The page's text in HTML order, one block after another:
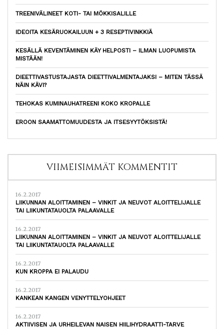
TREENIVÄLINEET KOTI- TAI MÖKKISALILLE
IDEOITA KESÄRUOKAILUUN + 3 RESEPTIVINKKIÄ
KESÄLLÄ KEVENTÄMINEN KÄY HELPOSTI – ILMAN LUOPUMISTA
MISTÄÄN!
DIEETTIVASTUSTAJASTA DIEETTIVALMENTAJAKSI – MITEN TÄSSÄ
NÄIN KÄVI?
TEHOKAS KUMINAUHATREENI KOKO KROPALLE
EROON SAAMATTOMUUDESTA JA ITSESYYTÖKSISTÄ!
VIIMEISIMMÄT KOMMENTIT
16.2.2017
LIIKUNNAN ALOITTAMINEN – VINKIT JA NEUVOT ALOITTELIJALLE
TAI LIIKUNTATAUOLTA PALAAVALLE
16.2.2017
LIIKUNNAN ALOITTAMINEN – VINKIT JA NEUVOT ALOITTELIJALLE
TAI LIIKUNTATAUOLTA PALAAVALLE
16.2.2017
KUN KROPPA EI PALAUDU
16.2.2017
KANKEAN KANGEN VENYTTELYOHJEET
16.2.2017
AKTIIVISEN JA URHEILEVAN NAISEN HIILIHYDRAATTI-TARVE